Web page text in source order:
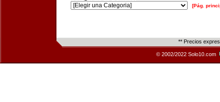
[Pág.
** Precios
© 2002/2022 Solo10.com